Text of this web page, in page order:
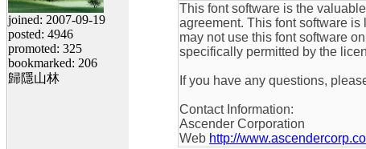
joined: 2007-09-19
posted: 4946
promoted: 325
bookmarked: 206
歸隱山林
This font software is the
agreement. This font software
may not use this font software
specifically permitted by the
If you have any questions,
Contact Information:
Ascender Corporation
Web http://